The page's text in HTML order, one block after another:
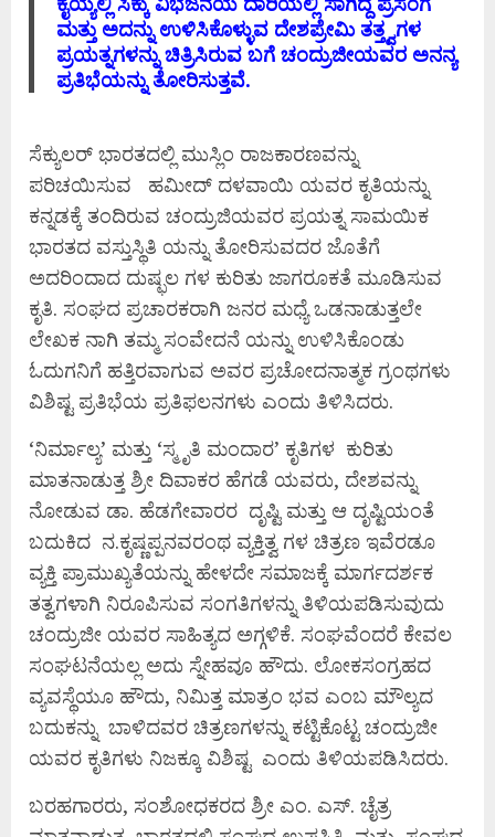
ಮತ್ತು ಅದನ್ನು ಉಳಿಸಿಕೊಳ್ಳುವ ದೇಶಪ್ರೇಮಿ ತತ್ತ್ವಗಳ
ಪ್ರಯತ್ನಗಳನ್ನು ಚಿತ್ರಿಸಿರುವ ಬಗೆ ಚಂದ್ರುಜೀಯವರ ಅನನ್ಯ
ಪ್ರತಿಭೆಯನ್ನು ತೋರಿಸುತ್ತವೆ.
ಸೆಕ್ಯುಲರ್ ಭಾರತದಲ್ಲಿ ಮುಸ್ಲಿಂ ರಾಜಕಾರಣವನ್ನು
ಪರಿಚಯಿಸುವ ಹಮೀದ್ ದಳವಾಯಿ ಯವರ ಕೃತಿಯನ್ನು
ಕನ್ನಡಕ್ಕೆ ತಂದಿರುವ ಚಂದ್ರುಜಿಯವರ ಪ್ರಯತ್ನ ಸಾಮಯಿಕ
ಭಾರತದ ವಸ್ತುಸ್ಥಿತಿ ಯನ್ನು ತೋರಿಸುವದರ ಜೊತೆಗೆ
ಅದರಿಂದಾದ ದುಷ್ಫಲ ಗಳ ಕುರಿತು ಜಾಗರೂಕತೆ ಮೂಡಿಸುವ
ಕೃತಿ. ಸಂಘದ ಪ್ರಚಾರಕರಾಗಿ ಜನರ ಮಧ್ಯೆ ಒಡನಾಡುತ್ತಲೇ
ಲೇಖಕ ನಾಗಿ ತಮ್ಮ ಸಂವೇದನೆ ಯನ್ನು ಉಳಿಸಿಕೊಂಡು
ಓದುಗನಿಗೆ ಹತ್ತಿರವಾಗುವ ಅವರ ಪ್ರಚೋದನಾತ್ಮಕ ಗ್ರಂಥಗಳು
ವಿಶಿಷ್ಟ ಪ್ರತಿಭೆಯ ಪ್ರತಿಫಲನಗಳು ಎಂದು ತಿಳಿಸಿದರು.
‘ನಿರ್ಮಾಲ್ಯ’ ಮತ್ತು ‘ಸ್ಮೃತಿ ಮಂದಾರ’ ಕೃತಿಗಳ ಕುರಿತು
ಮಾತನಾಡುತ್ತ ಶ್ರೀ ದಿವಾಕರ ಹೆಗಡೆ ಯವರು, ದೇಶವನ್ನು
ನೋಡುವ ಡಾ. ಹೆಡಗೇವಾರರ ದೃಷ್ಟಿ ಮತ್ತು ಆ ದೃಷ್ಟಿಯಂತೆ
ಬದುಕಿದ ನ.ಕೃಷ್ಣಪ್ಪನವರಂಥ ವ್ಯಕ್ತಿತ್ವ ಗಳ ಚಿತ್ರಣ ಇವೆರಡೂ
ವ್ಯಕ್ತಿ ಪ್ರಾಮುಖ್ಯತೆಯನ್ನು ಹೇಳದೇ ಸಮಾಜಕ್ಕೆ ಮಾರ್ಗದರ್ಶಕ
ತತ್ವಗಳಾಗಿ ನಿರೂಪಿಸುವ ಸಂಗತಿಗಳನ್ನು ತಿಳಿಯಪಡಿಸುವುದು
ಚಂದ್ರುಜೀ ಯವರ ಸಾಹಿತ್ಯದ ಅಗ್ಗಳಿಕೆ. ಸಂಘವೆಂದರೆ ಕೇವಲ
ಸಂಘಟನೆಯಲ್ಲ ಅದು ಸ್ನೇಹವೂ ಹೌದು. ಲೋಕಸಂಗ್ರಹದ
ವ್ಯವಸ್ಥೆಯೂ ಹೌದು, ನಿಮಿತ್ತ ಮಾತ್ರಂ ಭವ ಎಂಬ ಮೌಲ್ಯದ
ಬದುಕನ್ನು ಬಾಳಿದವರ ಚಿತ್ರಣಗಳನ್ನು ಕಟ್ಟಿಕೊಟ್ಟ ಚಂದ್ರುಜೀ
ಯವರ ಕೃತಿಗಳು ನಿಜಕ್ಕೂ ವಿಶಿಷ್ಟ ಎಂದು ತಿಳಿಯಪಡಿಸಿದರು.
ಬರಹಗಾರರು, ಸಂಶೋಧಕರದ ಶ್ರೀ ಎಂ. ಎಸ್. ಚೈತ್ರ